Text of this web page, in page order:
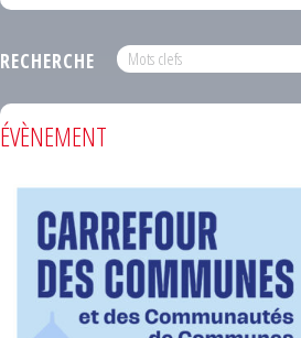
RECHERCHE
ÉVÈNEMENT